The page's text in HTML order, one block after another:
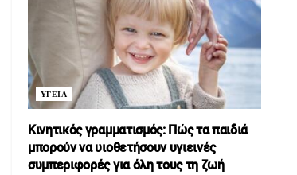
ΥΓΕΙΑ
Κινητικός γραμματισμός: Πώς τα παιδιά
μπορούν να υιοθετήσουν υγιεινές
συμπεριφορές για όλη τους τη ζωή